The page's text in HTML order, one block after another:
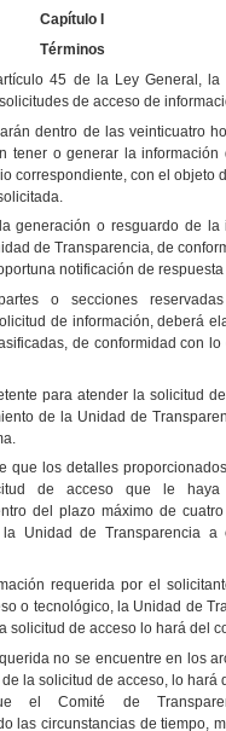
Capítulo I
Términos
45 de la Ley General, la
de acceso de
dentro de las veinticuatro
o generar la información
correspondiente, con el objeto
generación o resguardo de
de Transparencia, de
notificación de
o secciones
de información, deberá
de conformidad con
para atender la solicitud
de la Unidad de
que los detalles
de acceso que le
del plazo máximo de
Unidad de Transparencia
requerida por el
o tecnológico, la Unidad de
solicitud de acceso lo hará del
no se encuentre en los
la solicitud de acceso, lo hará
el Comité de
las circunstancias de tiempo,